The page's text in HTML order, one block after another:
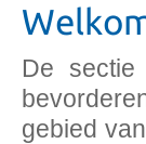
De sectie
gebied